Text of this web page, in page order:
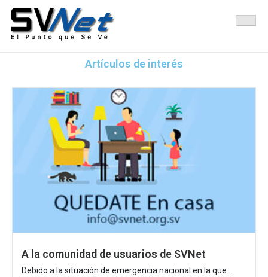
SVNet El Punto Que Se Ve
Administradora de Nombres de Dominio e IP, para El Salvador
Artículos de interés
A la comunidad de usuarios de SVNet
Debido a la situación de emergencia nacional en la que...